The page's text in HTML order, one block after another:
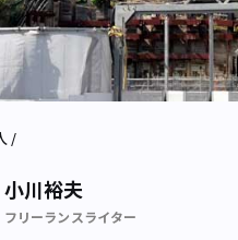
/
小川裕夫
フリーランスライター